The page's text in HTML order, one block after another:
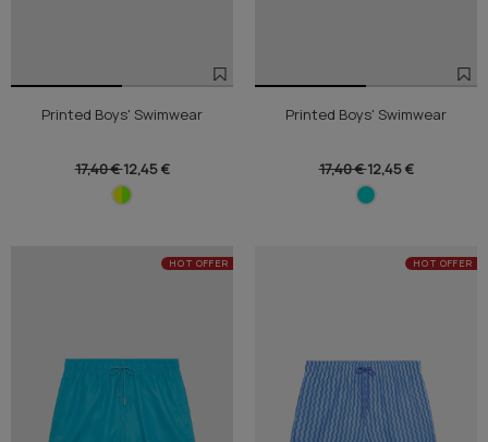
Printed Boys' Swimwear
17,40 €12,45 €
Printed Boys' Swimwear
17,40 €12,45 €
HOT OFFER HOT OFFER